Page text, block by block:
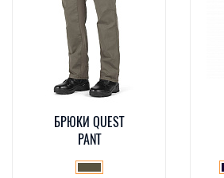
БРЮКИ QUEST
PANT